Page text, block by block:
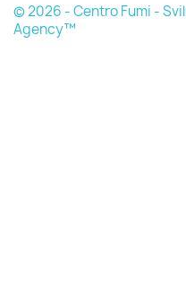
© 2026 - Centro Fumi -
Agency™